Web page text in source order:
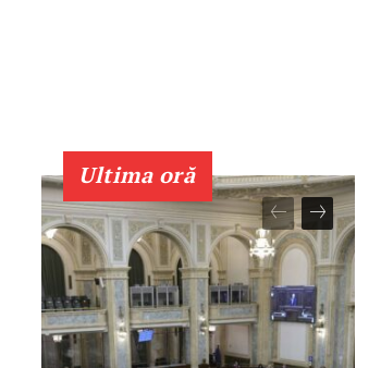
Ultima oră